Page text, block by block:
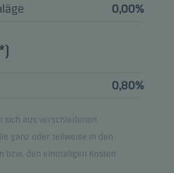
sind um 1 Monat verzögert.
0,00%
0,80%
sich aus verschiedenen
ganz oder teilweise in den
bzw. den einmaligen Kosten